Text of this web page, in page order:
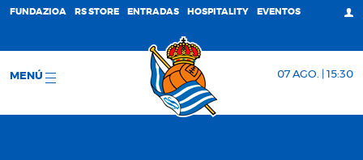
FUNDAZIOA RS STORE ENTRADAS HOSPITALITY EVENTOS
MENÚ 07 AGO. | 15:30